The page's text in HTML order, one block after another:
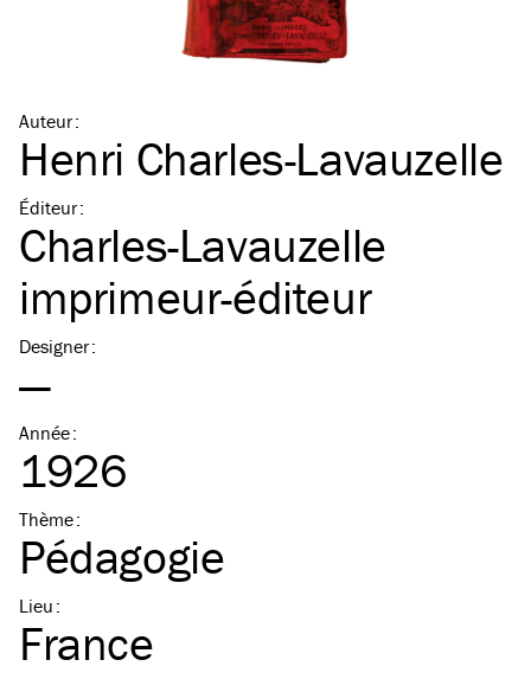
Auteur:
Henri Charles-Lavauzelle
Éditeur:
Charles-Lavauzelle
imprimeur-éditeur
Designer:
—
Année:
1926
Thème:
Pédagogie
Lieu :
France